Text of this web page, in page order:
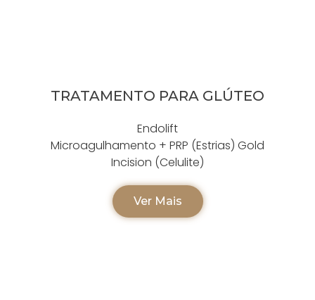
TRATAMENTO PARA GLÚTEO
Endolift
Microagulhamento + PRP (Estrias) Gold
Incision (Celulite)
Ver Mais